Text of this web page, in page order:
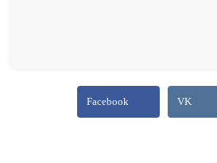
Facebook VK